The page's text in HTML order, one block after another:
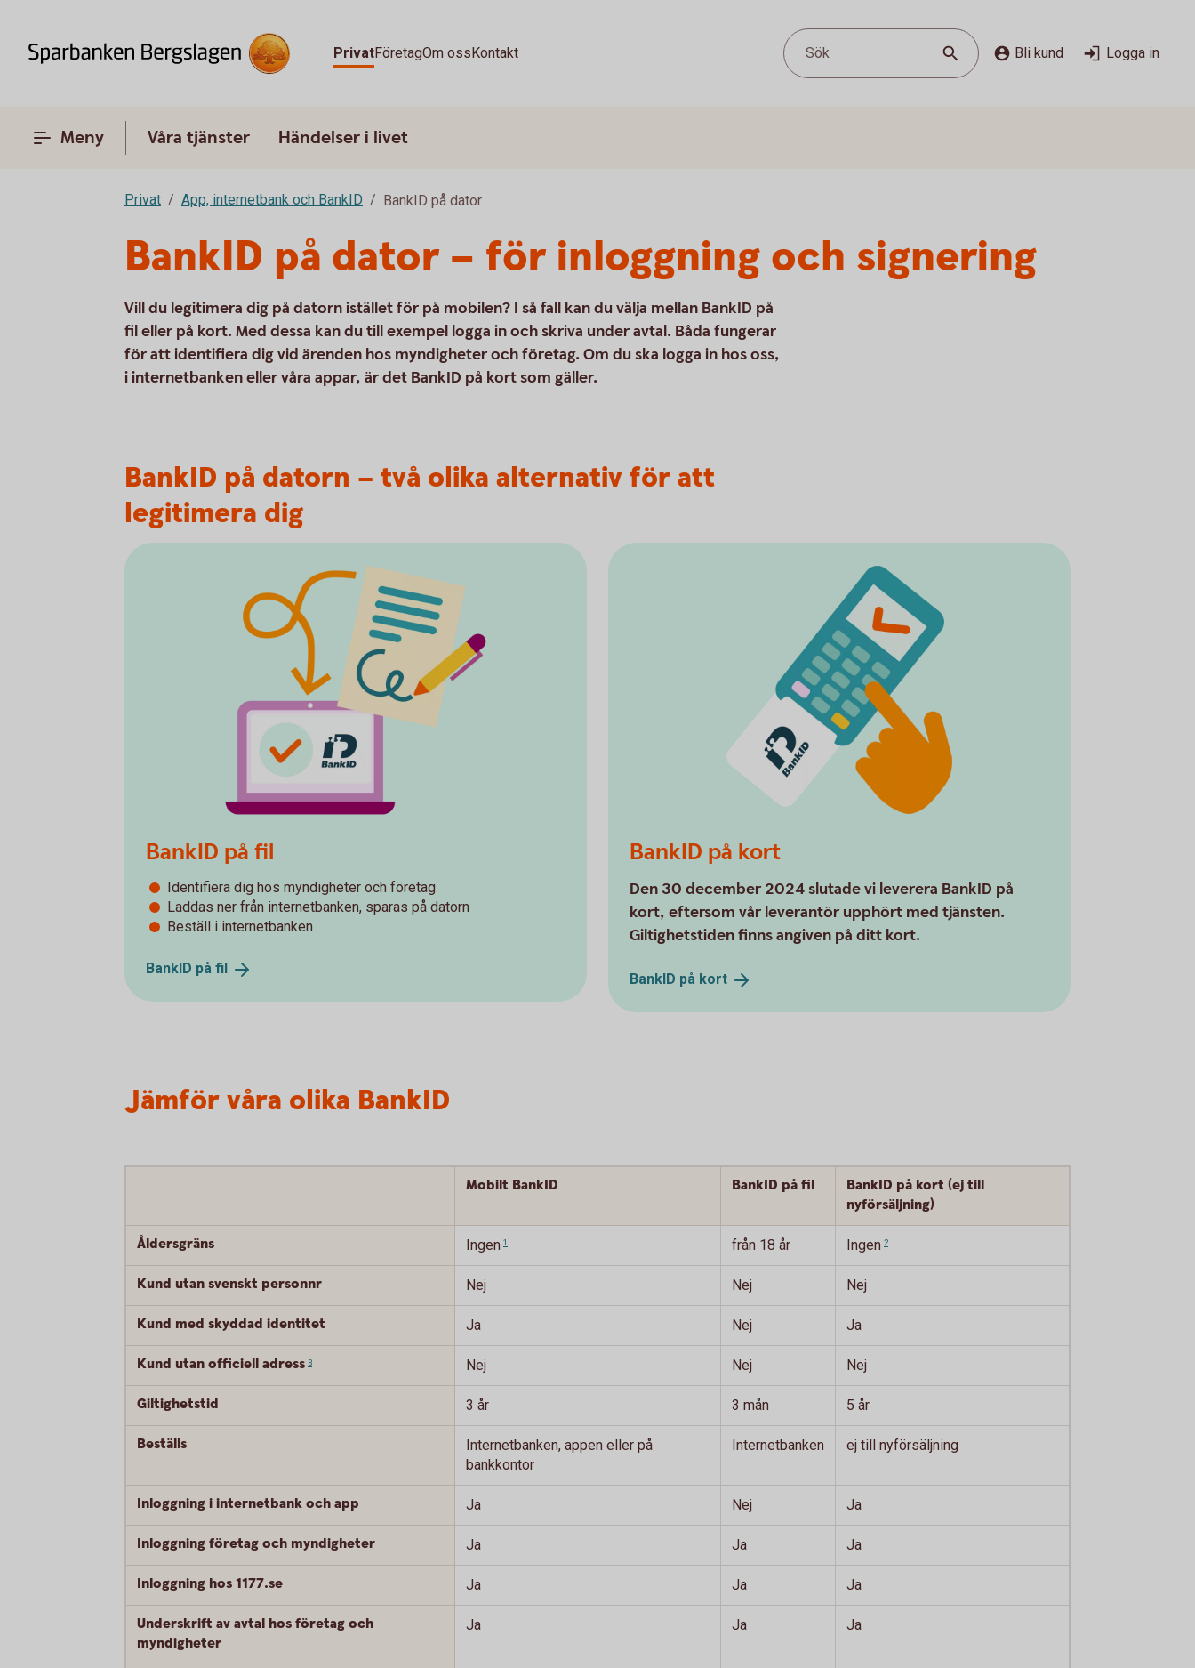
PrivatFöretagOm ossKontakt Sök Bli kund Logga in
Meny Våra tjänster Händelser i livet
Privat App, internetbank och BankID BankID på dator
BankID på dator – för inloggning och signering
Vill du legitimera dig på datorn istället för på mobilen? I så fall kan du välja mellan BankID på
fil eller på kort. Med dessa kan du till exempel logga in och skriva under avtal. Båda fungerar
för att identifiera dig vid ärenden hos myndigheter och företag. Om du ska logga in hos oss,
i internetbanken eller våra appar, är det BankID på kort som gäller.
BankID på datorn – två olika alternativ för att
legitimera dig
BankID på fil
Identifiera dig hos myndigheter och företag
Laddas ner från internetbanken, sparas på datorn
Beställ i internetbanken
BankID på fil
BankID på kort
Den 30 december 2024 slutade vi leverera BankID på
kort, eftersom vår leverantör upphört med tjänsten.
Giltighetstiden finns angiven på ditt kort.
BankID på kort
Jämför våra olika BankID
Mobilt BankID BankID på fil
BankID på kort (ej till
nyförsäljning)
Åldersgräns Ingen 1 från 18 år Ingen 2
Kund utan svenskt personnr Nej Nej Nej
Kund med skyddad identitet Ja Nej Ja
Kund utan officielladress 3 Nej Nej Nej
Giltighetstid 3 år 3 mån 5 år
Beställs
Internetbanken, appen eller på
bankkontor
Internetbanken ej till nyförsäljning
Inloggning i internetbank och app Ja Nej Ja
Inloggning företag och myndigheter Ja Ja Ja
Inloggning hos 1177.se Ja Ja Ja
Underskrift av avtal hos företag och
myndigheter
Ja Ja Ja